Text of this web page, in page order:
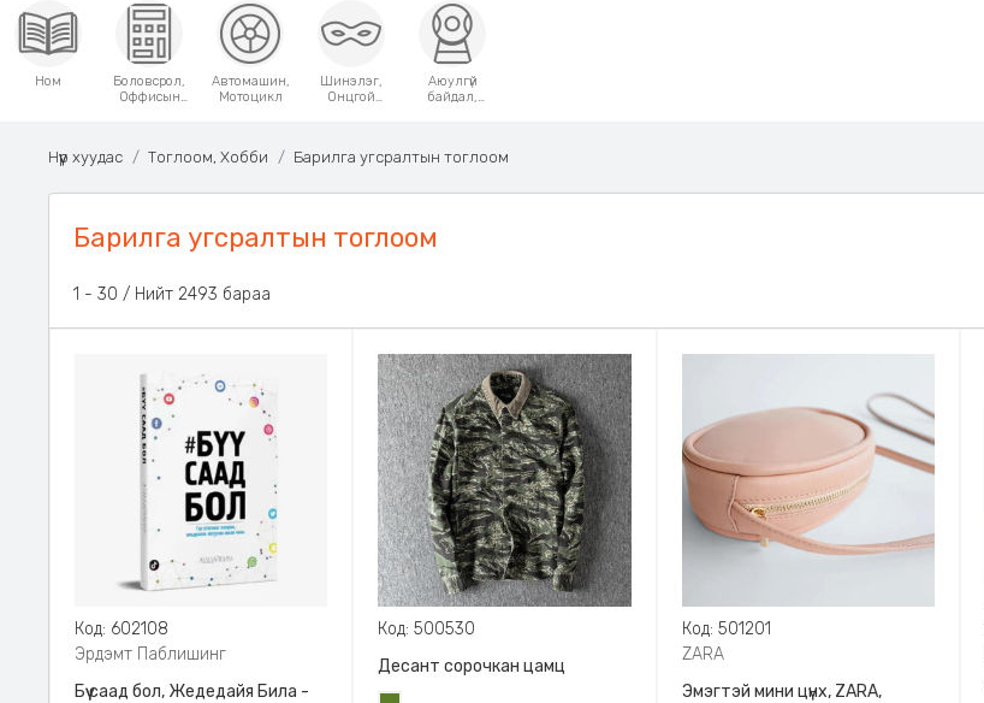
Ном
Боловсрол,
Оффисын
Автомашин,
Мотоцикл
Шинэлэг,
Онцгой
Аюулгүй
байдал,
Нүүр хуудас Тоглоом, Хобби Барилга угсралтын тоглоом
Барилга угсралтын тоглоом
31 - 60 / Нийт 2493 бараа
Код: 602108
Эрдэмт Паблишинг
Бүү саад бол, Жедедайя Била -
Код: 500530
Десант сорочкан цамц
Код: 501201
ZARA
Эмэгтэй мини цүнх, ZARA,